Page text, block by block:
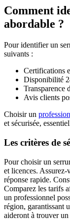
Comment
abordable ?
Pour identifier un
suivants :
Certifications
Disponibilité
Transparence
Avis clients
Choisir un
et sécurisée,
Les critères de
Pour choisir un
et licences.
réponse rapide.
Comparez les tarifs
un professionnel
région, garantissant
aideront à trouver